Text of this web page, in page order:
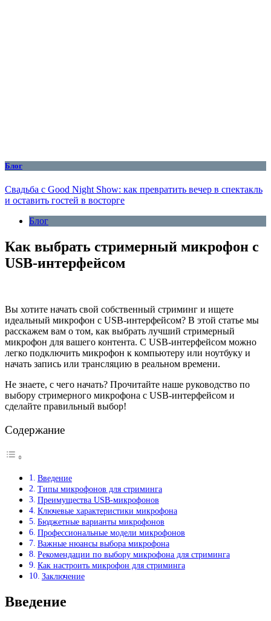
Блог
Свадьба с Good Night Show: как превратить вечер в спектакль
и оставить гостей в восторге
Блог
Как выбрать стримерный микрофон с
USB-интерфейсом
Вы хотите начать свой собственный стриминг и ищете
идеальный микрофон с USB-интерфейсом? В этой статье мы
расскажем вам о том, как выбрать лучший стримерный
микрофон для вашего контента. С USB-интерфейсом можно
легко подключить микрофон к компьютеру или ноутбуку и
начать запись или трансляцию в реальном времени.
Не знаете, с чего начать? Прочитайте наше руководство по
выбору стримерного микрофона с USB-интерфейсом и
сделайте правильный выбор!
Содержание
Введение
Типы микрофонов для стриминга
Преимущества USB-микрофонов
Ключевые характеристики микрофона
Бюджетные варианты микрофонов
Профессиональные модели микрофонов
Важные нюансы выбора микрофона
Рекомендации по выбору микрофона для стриминга
Как настроить микрофон для стриминга
Заключение
Введение